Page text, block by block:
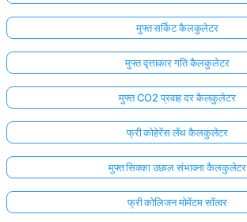
मुफ्त सर्किट कैलकुलेटर
मुफ्त वृत्ताकार गति कैलकुलेटर
मुफ्त CO2 प्रवाह दर कैलकुलेटर
फ्री कोहेरेंस लेंथ कैलकुलेटर
मुफ्त सिक्का उछाल संभावना कैलकुलेटर
फ्री कोलिजन मोमेंटम सॉल्वर